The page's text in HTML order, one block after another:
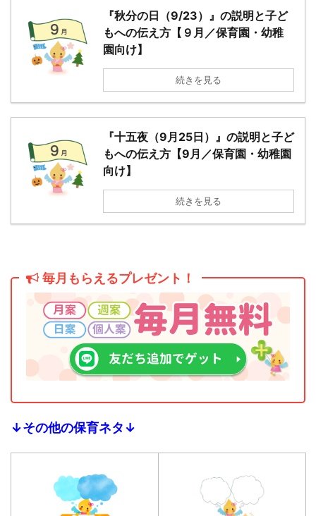
『秋分の日（9/23）』の説明と子ど
もへの伝え方【９月／保育園・幼稚
園向け】
続きを見る
『十五夜（9月25日）』の説明と子ど
もへの伝え方【9月／保育園・幼稚園
向け】
続きを見る
毎月もらえるプレゼント！
↓その他の保育ネタ↓